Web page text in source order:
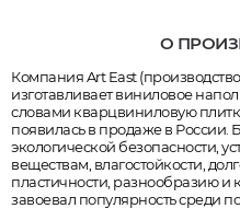
О
Компания Art East
изготавливает виниловое
словами кварцвиниловую
появилась в продаже в России.
экологической безопасности,
веществам, влагостойкости,
пластичности, разнообразию и
завоевал популярность среди